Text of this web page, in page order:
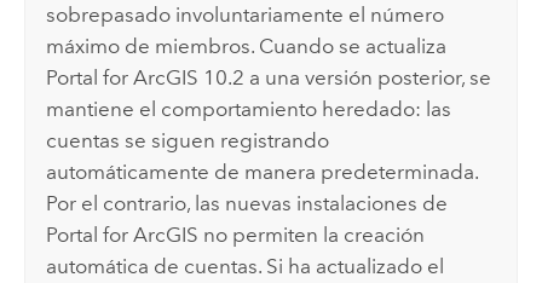
sobrepasado involuntariamente el número
máximo de miembros. Cuando se actualiza
Portal for ArcGIS 10.2 a una versión posterior, se
mantiene el comportamiento heredado: las
cuentas se siguen registrando
automáticamente de manera predeterminada.
Por el contrario, las nuevas instalaciones de
Portal for ArcGIS no permiten la creación
automática de cuentas. Si ha actualizado el